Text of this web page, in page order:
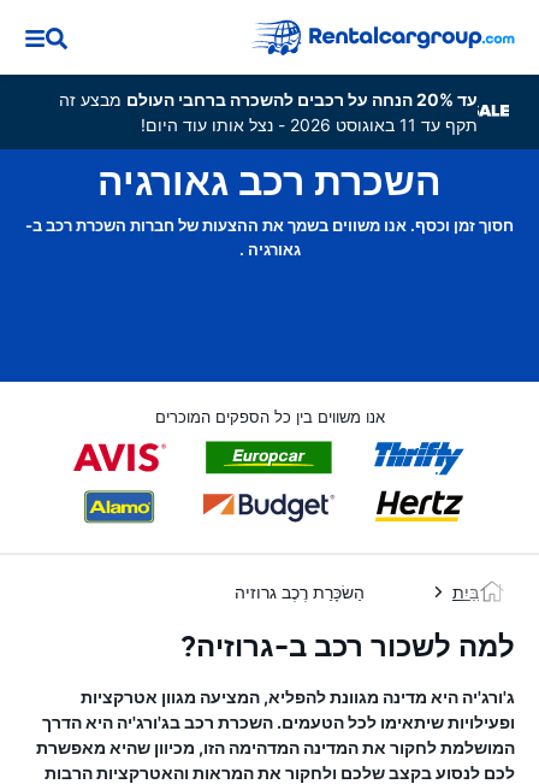
עד 20% הנחה על רכבים להשכרה ברחבי העולם
מבצע זה
תקף עד 11 באוגוסט 2026 - נצל אותו עוד היום!
השכרת רכב גאורגיה
חסוך זמן וכסף. אנו משווים בשמך את ההצעות של חברות השכרת רכב ב-
גאורגיה .
אנו משווים בין כל הספקים המוכרים
בַּיִת הַשׂכָּרַת רֶכֶב גרוזיה
למה לשכור רכב ב-גרוזיה?
ג'ורג'יה היא מדינה מגוונת להפליא, המציעה מגוון אטרקציות
ופעילויות שיתאימו לכל הטעמים. השכרת רכב בג'ורג'יה היא הדרך
המושלמת לחקור את המדינה המדהימה הזו, מכיוון שהיא מאפשרת
לכם לנסוע בקצב שלכם ולחקור את המראות והאטרקציות הרבות